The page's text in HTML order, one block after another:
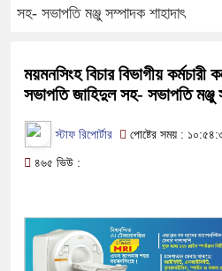
সহ- সভাপতি মঞ্জু সম্পাদক শাহাদাৎ
ময়মনসিংহ বিচার বিভাগীয় কর্মচারী
সভাপতি জাহিদুল সহ- সভাপতি মঞ্জু
স্টাফ রিপোর্টার পোষ্টের সময় :
৪৬৫ ভিউ :